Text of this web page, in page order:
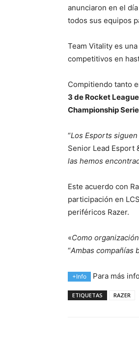
anunciaron en el
todos sus equipos
Team Vitality es
competitivos en
Compitiendo tanto
3 de Rocket League
Championship
“Los Esports
Senior Lead Esport
las hemos
Este acuerdo con
participación en
periféricos Razer.
«Como
“Ambas compañías
+Info Para más
ETIQUETAS RAZER